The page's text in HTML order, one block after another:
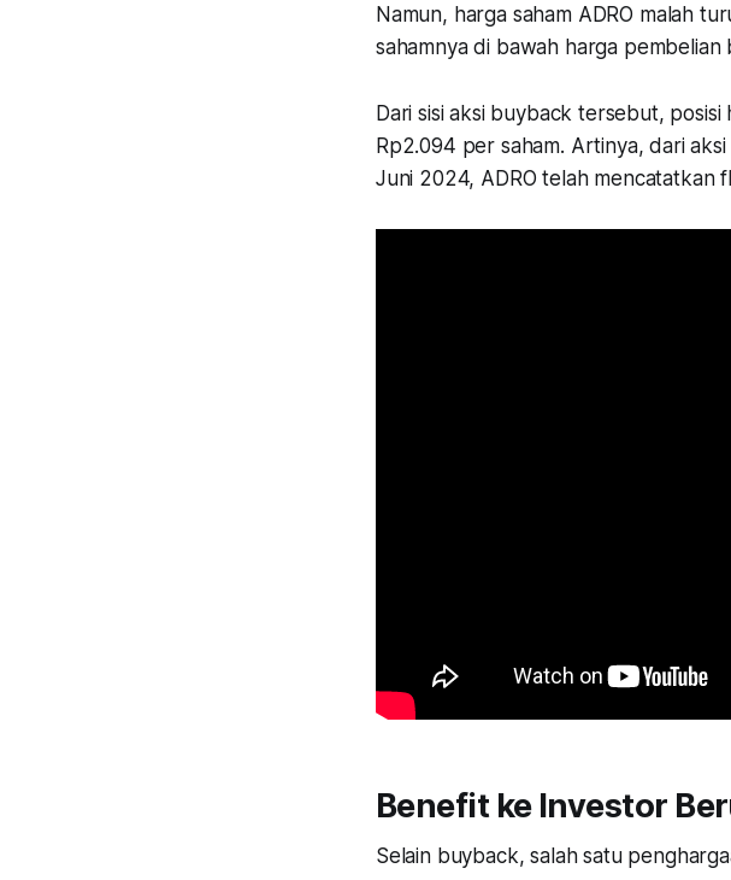
Namun, harga saham ADRO malah
sahamnya di bawah harga
Dari sisi aksi buyback tersebut,
Rp2.094 per saham. Artinya, dari
Juni 2024, ADRO telah mencatatkan
Benefit ke Investor
Selain buyback, salah satu